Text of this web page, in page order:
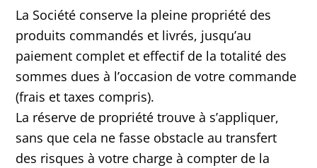
La Société conserve la pleine propriété des
produits commandés et livrés, jusqu’au
paiement complet et effectif de la totalité des
sommes dues à l’occasion de votre commande
(frais et taxes compris).
La réserve de propriété trouve à s’appliquer,
sans que cela ne fasse obstacle au transfert
des risques à votre charge à compter de la